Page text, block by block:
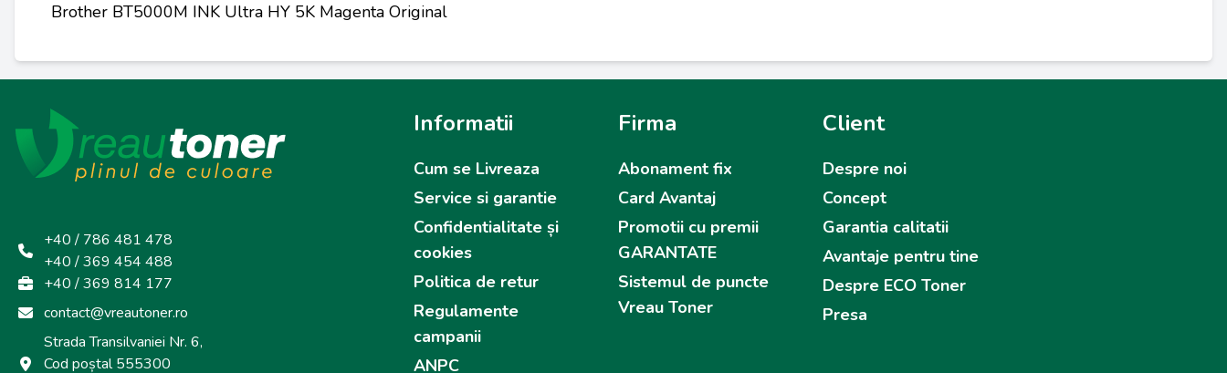
Brother BT5000M INK Ultra HY 5K Magenta Original
+40 / 786 481 478
+40 / 369 454 488
+40 / 369 814 177
contact@vreautoner.ro
Strada Transilvaniei Nr. 6,
Cod poștal 555300
Informatii
Cum se Livreaza
Service si garantie
Confidentialitate și
cookies
Politica de retur
Regulamente
campanii
ANPC
Firma
Abonament fix
Card Avantaj
Promotii cu premii
GARANTATE
Sistemul de puncte
Vreau Toner
Client
Despre noi
Concept
Garantia calitatii
Avantaje pentru tine
Despre ECO Toner
Presa